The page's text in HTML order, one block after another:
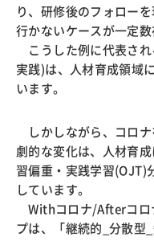
り、研修後のフォロー
行かないケースが一定数
こうした例に代表され
実践)は、人材育成領域
います。
しかしながら、コロナ
劇的な変化は、人材育
習偏重・実践学習(OJT)
しています。
Withコロナ/Afterコロ
プは、「継続的_分散型